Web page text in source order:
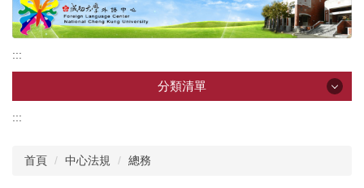
:::
分類清單
最新消息
:::
首頁 中心法規 總務